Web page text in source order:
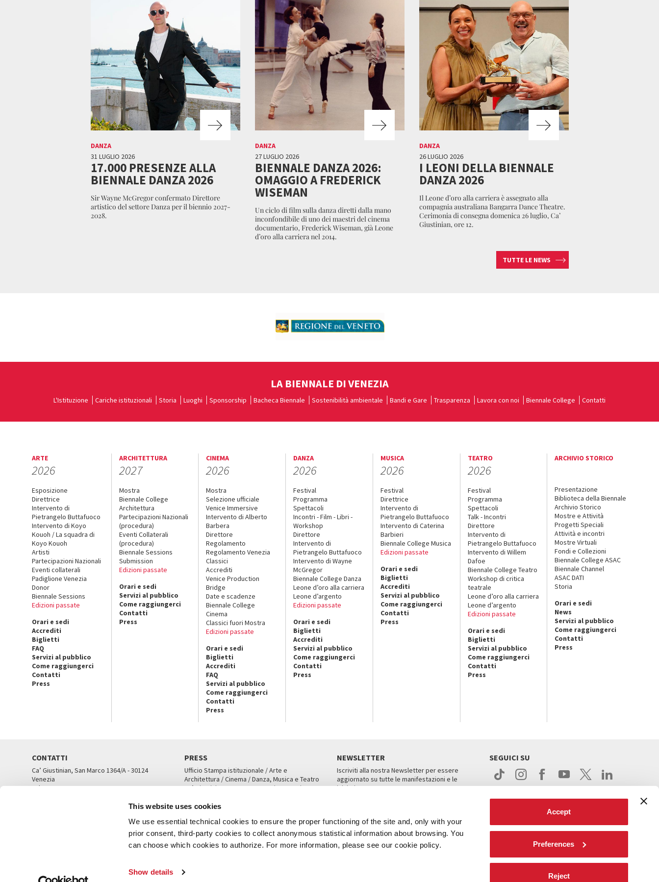
This website uses cookies
We use essential technical cookies to ensure the proper functioning of the site and, only with your
prior consent, third-party cookies to collect anonymous statistical information about browsing. You
can choose which cookies to authorize. For more information, please see our cookie policy.
Show details
Accept
Preferences
Reject
DANZA
31 LUGLIO 2026
17.000 PRESENZE ALLA
BIENNALE DANZA 2026
Sir Wayne McGregor confermato Direttore
artistico del settore Danza per il biennio 2027-
2028.
DANZA
27 LUGLIO 2026
BIENNALE DANZA 2026:
OMAGGIO A FREDERICK
WISEMAN
Un ciclo di film sulla danza diretti dalla mano
inconfondibile di uno dei maestri del cinema
documentario, Frederick Wiseman, già Leone
d’oro alla carriera nel 2014.
DANZA
26 LUGLIO 2026
I LEONI DELLA BIENNALE
DANZA 2026
Il Leone d’oro alla carriera è assegnato alla
compagnia australiana Bangarra Dance Theatre.
Cerimonia di consegna domenica 26 luglio, Ca’
Giustinian, ore 12.
TUTTE LE NEWS
LA BIENNALE DI VENEZIA
L'Istituzione Cariche istituzionali Storia Luoghi Sponsorship Bacheca Biennale Sostenibilità ambientale Bandi e Gare Trasparenza Lavora con noi Biennale College Contatti
ARTE
2026
Esposizione
Direttrice
Intervento di
Pietrangelo Buttafuoco
Intervento di Koyo
Kouoh / La squadra di
Koyo Kouoh
Artisti
Partecipazioni Nazionali
Eventi collaterali
Padiglione Venezia
Donor
Biennale Sessions
Edizioni passate
Orari e sedi
Accrediti
Biglietti
FAQ
Servizi al pubblico
Come raggiungerci
Contatti
Press
ARCHITETTURA
2027
Mostra
Biennale College
Architettura
Partecipazioni Nazionali
(procedura)
Eventi Collaterali
(procedura)
Biennale Sessions
Submission
Edizioni passate
Orari e sedi
Servizi al pubblico
Come raggiungerci
Contatti
Press
CINEMA
2026
Mostra
Selezione ufficiale
Venice Immersive
Intervento di Alberto
Barbera
Direttore
Regolamento
Regolamento Venezia
Classici
Accrediti
Venice Production
Bridge
Date e scadenze
Biennale College
Cinema
Classici fuori Mostra
Edizioni passate
Orari e sedi
Biglietti
Accrediti
FAQ
Servizi al pubblico
Come raggiungerci
Contatti
Press
DANZA
2026
Festival
Programma
Spettacoli
Incontri - Film - Libri -
Workshop
Direttore
Intervento di
Pietrangelo Buttafuoco
Intervento di Wayne
McGregor
Biennale College Danza
Leone d’oro alla carriera
Leone d’argento
Edizioni passate
Orari e sedi
Biglietti
Accrediti
Servizi al pubblico
Come raggiungerci
Contatti
Press
MUSICA
2026
Festival
Direttrice
Intervento di
Pietrangelo Buttafuoco
Intervento di Caterina
Barbieri
Biennale College Musica
Edizioni passate
Orari e sedi
Biglietti
Accrediti
Servizi al pubblico
Come raggiungerci
Contatti
Press
TEATRO
2026
Festival
Programma
Spettacoli
Talk - Incontri
Direttore
Intervento di
Pietrangelo Buttafuoco
Intervento di Willem
Dafoe
Biennale College Teatro
Workshop di critica
teatrale
Leone d’oro alla carriera
Leone d’argento
Edizioni passate
Orari e sedi
Biglietti
Servizi al pubblico
Come raggiungerci
Contatti
Press
ARCHIVIO STORICO
Presentazione
Biblioteca della Biennale
Archivio Storico
Mostre e Attività
Progetti Speciali
Attività e incontri
Mostre Virtuali
Fondi e Collezioni
Biennale College ASAC
Biennale Channel
ASAC DATI
Storia
Orari e sedi
News
Servizi al pubblico
Come raggiungerci
Contatti
Press
CONTATTI
Ca’ Giustinian, San Marco 1364/A - 30124
Venezia
Tel. 041 5218711
PRESS
Ufficio Stampa istituzionale / Arte e
Architettura / Cinema / Danza, Musica e Teatro
Ca’ Giustinian, San Marco 1364/A, Venezia
UFFICI STAMPA
NEWSLETTER
Iscriviti alla nostra Newsletter per essere
aggiornato su tutte le manifestazioni e le
iniziative.
SEGUICI SU